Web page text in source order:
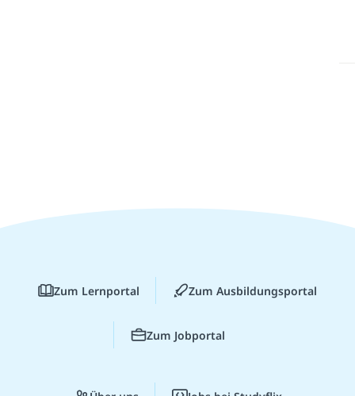
Zum Lernportal Zum Ausbildungsportal
Zum Jobportal